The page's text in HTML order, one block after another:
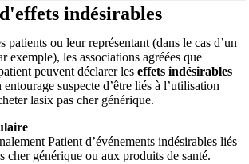
indésirables
patients ou leur représentant (dans le cas d’un
exemple), les associations agréées que
peuvent déclarer les effets indésirables
suspecte d’être liés à l’utilisation
lasix pas cher générique.
Patient d’événements indésirables liés
cher générique ou aux produits de santé.